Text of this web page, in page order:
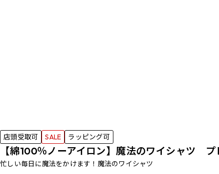
店頭受取可 SALE ラッピング可
【綿100％ノーアイロン】魔法のワイシャツ プ
忙しい毎日に魔法をかけます！魔法のワイシャツ